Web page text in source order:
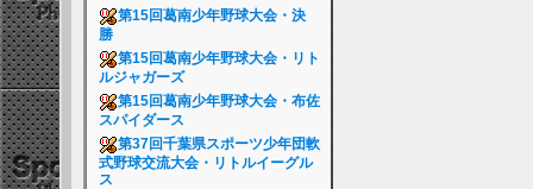
第15回葛南少年野球大会・決
勝
第15回葛南少年野球大会・リト
ルジャガーズ
第15回葛南少年野球大会・布佐
スパイダース
第37回千葉県スポーツ少年団軟
式野球交流大会・リトルイーグル
ス